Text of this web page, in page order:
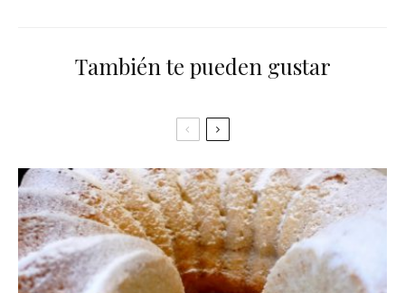
También te pueden gustar